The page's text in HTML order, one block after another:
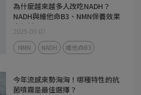
為什麼越來越多人改吃NADH？
NADH與維他命B3、NMN保養效果
大解析！
2025-03-07
NMN NADH 維他命B3
今年流感來勢洶洶！哪種特性的抗
菌噴霧是最佳選擇？